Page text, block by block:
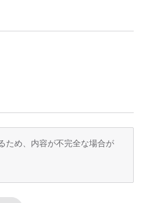
ため、内容が不完全な場合が